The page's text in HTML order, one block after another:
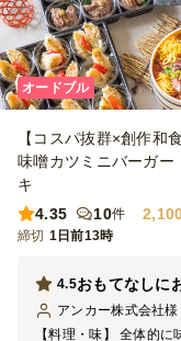
オードブル
【コスパ抜群×創作和
味噌カツミニバーガー
キ
4.35
10件
締切 1日前13時
おもてなしに
4.5
アンカー株式会社様
【料理・味】 全体的